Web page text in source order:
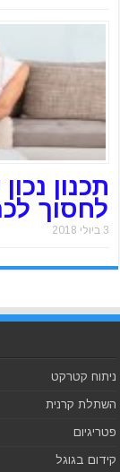
תכנון
לחסוך
3 ביולי 2018
ניתוח קטרקט
השתלת קרנית
פטריגיום
קידום בגוגל